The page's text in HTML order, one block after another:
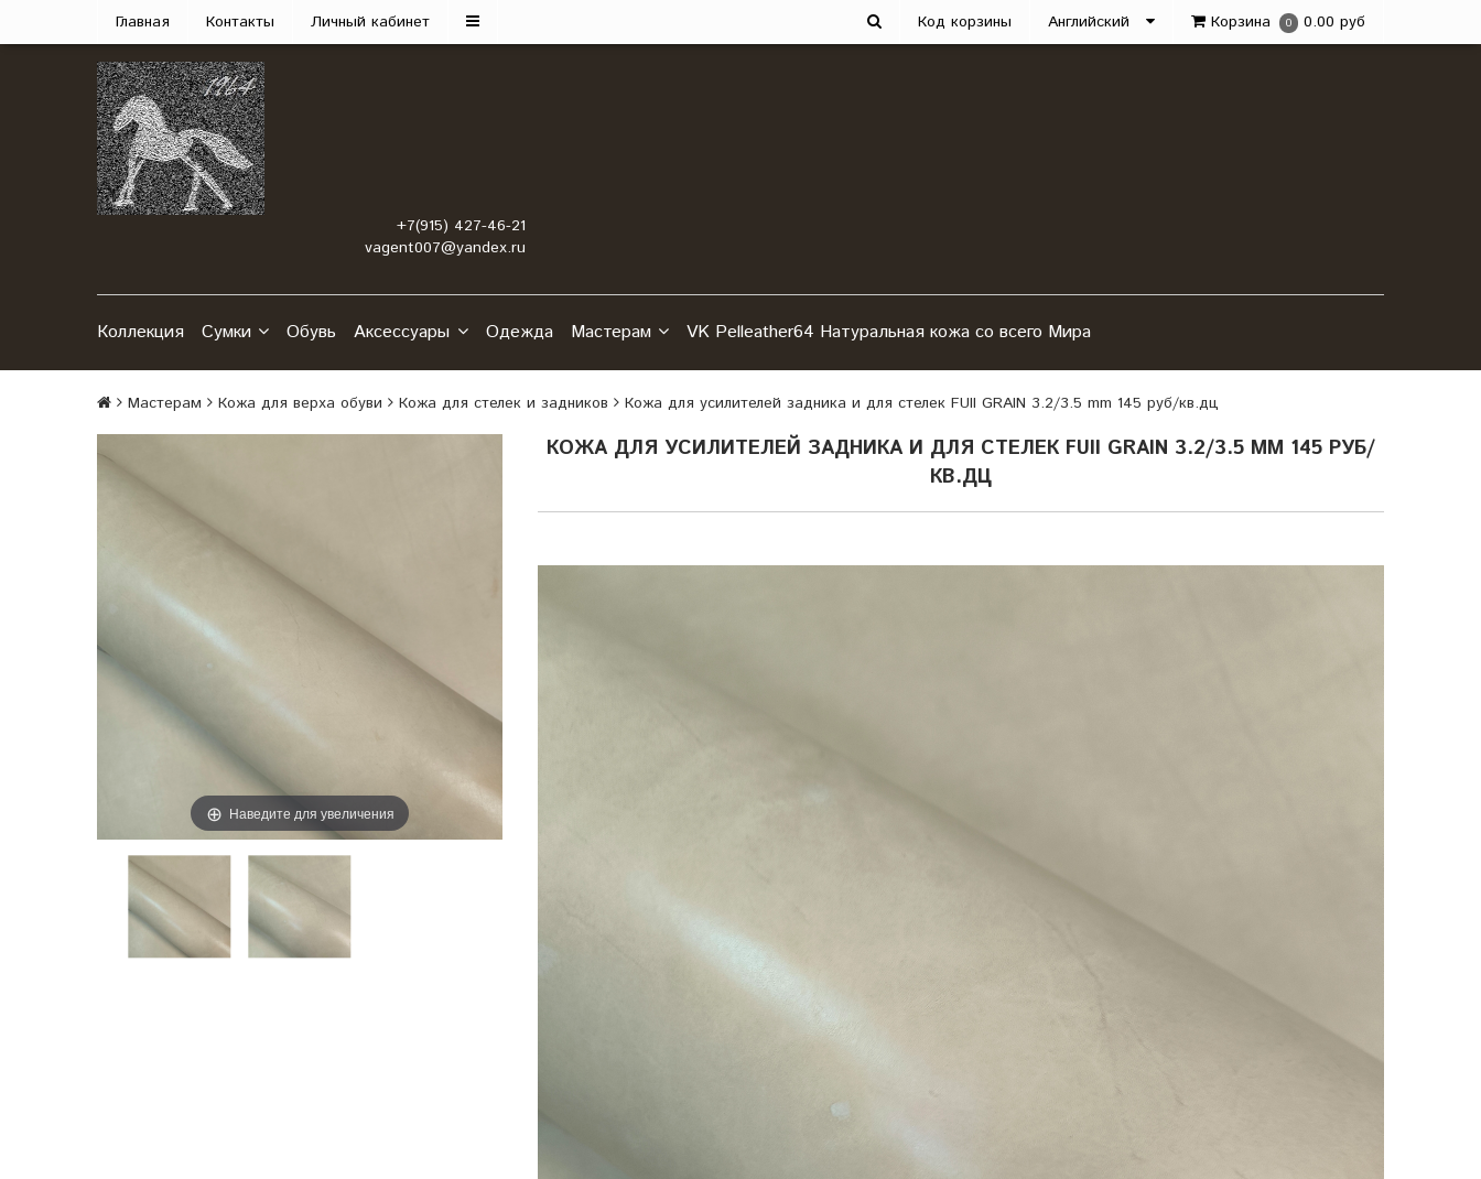
Главная Контакты Личный кабинет Корзина 0 0.00 руб
Английский
Код корзины
+7(915) 427-46-21
vagent007@yandex.ru
Коллекция Сумки Обувь Аксессуары Одежда Мастерам VK Pelleather64 Натуральная кожа со всего Мира
Мастерам Кожа для верха обуви Кожа для стелек и задников Кожа для усилителей задника и для стелек FUII GRAIN 3.2/3.5 mm 145 руб/кв.дц
Наведите для увеличения
КОЖА ДЛЯ УСИЛИТЕЛЕЙ ЗАДНИКА И ДЛЯ СТЕЛЕК FUII GRAIN 3.2/3.5 MM 145 РУБ/
КВ.ДЦ